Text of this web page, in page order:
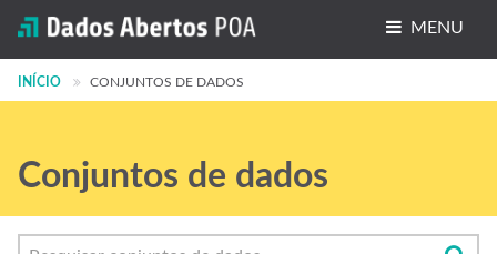
MENU
Conjuntos de dados
Grupos
Sobre
INÍCIO CONJUNTOS DE DADOS
Conjuntos de dados